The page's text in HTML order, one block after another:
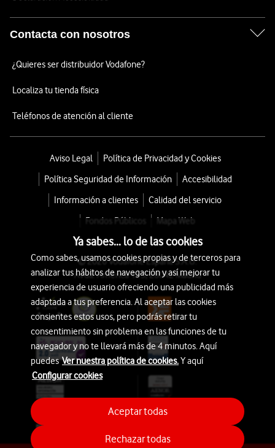
Contacta con nosotros
¿Quieres ser distribuidor Vodafone?
Localiza tu tienda física
Teléfonos de atención al cliente
Aviso Legal
Política de Privacidad y Cookies
Política Seguridad de Información
Accesibilidad
Información a clientes
Calidad del servicio
Fondos Públicos
Mapa Web
© 2026 Vodafone España S.A.U.
Avda. América 115, 28042 Madrid
Ya sabes... lo de las cookies
Como sabes, usamos cookies propias y de terceros para
analizar tus hábitos de navegación y así mejorar tu
experiencia de usuario ofreciendo una publicidad más
adaptada a tus preferencia. Al aceptar las cookies
consientes estos usos, pero podrás retirar tu
consentimiento sin problema en las funciones de tu
navegador y no te llevará más de 4 minutos. Aquí
puedesVer nuestra política de cookies.Y aquí
Configurar cookies
Rechazar todas
Aceptar todas